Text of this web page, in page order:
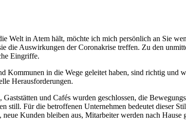
Welt in Atem hält, möchte ich mich persönlich an Sie
die Auswirkungen der Coronakrise treffen. Zu den
Eingriffe.
Kommunen in die Wege geleitet haben, sind richtig und
Herausforderungen.
und Cafés wurden geschlossen, die
still. Für die betroffenen Unternehmen bedeutet dieser
Kunden bleiben aus, Mitarbeiter werden nach